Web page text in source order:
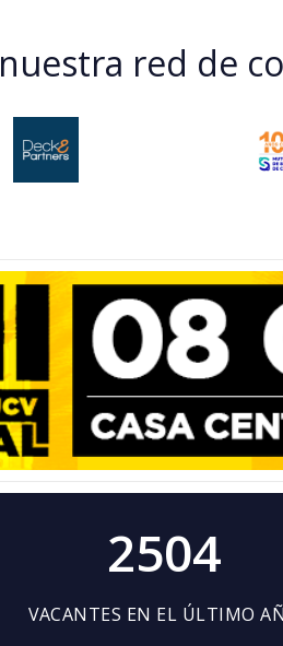
red de
2504
VACANTES EN EL ÚLTIMO